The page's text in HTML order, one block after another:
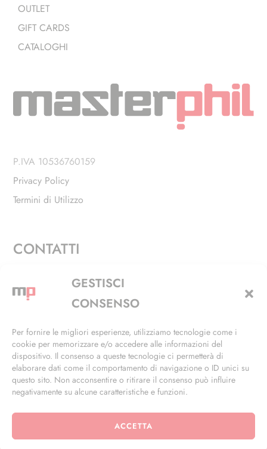
GESTISCI
CONSENSO
Per fornire le migliori esperienze, utilizziamo tecnologie come i
cookie per memorizzare e/o accedere alle informazioni del
dispositivo. Il consenso a queste tecnologie ci permetterà di
elaborare dati come il comportamento di navigazione o ID unici su
questo sito. Non acconsentire o ritirare il consenso può influire
negativamente su alcune caratteristiche e funzioni.
ACCETTA
OUTLET
GIFT CARDS
CATALOGHI
P.IVA 10536760159
Privacy Policy
Termini di Utilizzo
CONTATTI
Via Alfieri, 27 - Trezzano Sul Naviglio (MI)
+39 02 4846 3155
info@masterphil.it